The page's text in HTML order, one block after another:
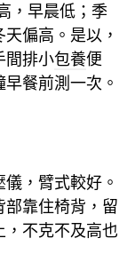
，早晨低；季
偏高。是以，
間排小包養便
餐前測一次。
，臂式較好。
部靠住椅背，留
，不克不及高也